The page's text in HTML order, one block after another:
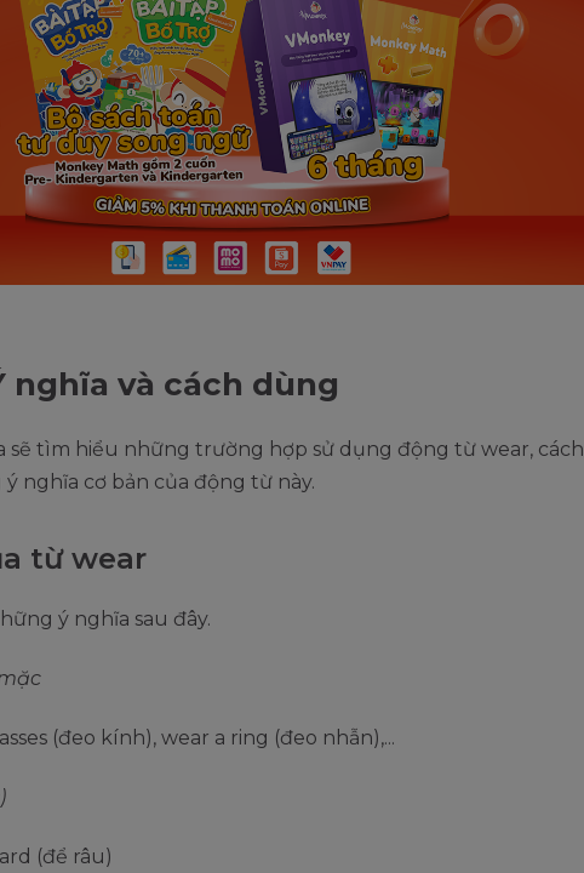
nghĩa và cách dùng
sẽ tìm hiểu những trường hợp sử dụng động từ wear, cách
nghĩa cơ bản của động từ này.
từ wear
ý nghĩa sau đây.
(đeo kính), wear a ring (đeo nhẫn),...
(để râu)